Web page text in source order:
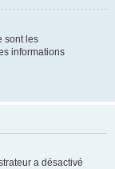
sont les
informations
a désactivé